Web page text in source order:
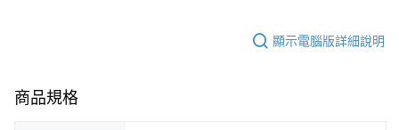
顯示電腦版詳細說明
商品規格